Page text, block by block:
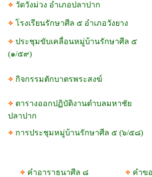
วัดวังม่วง อำเภอปลาปาก
โรงเรียนรักษาศีล ๕ อำเภอวังยาง
ประชุมขับเคลื่อนหมู่บ้านรักษาศีล ๕
(๑/๕๙)
กิจกรรมตักบาตรพระสงฆ์
ตารางออกปฏิบัติงานตำบลมหาชัย
ปลาปาก
การประชุมหมู่บ้านรักษาศีล ๕ (๖/๕๘)
คำอาราธนาศีล ๘
คำข